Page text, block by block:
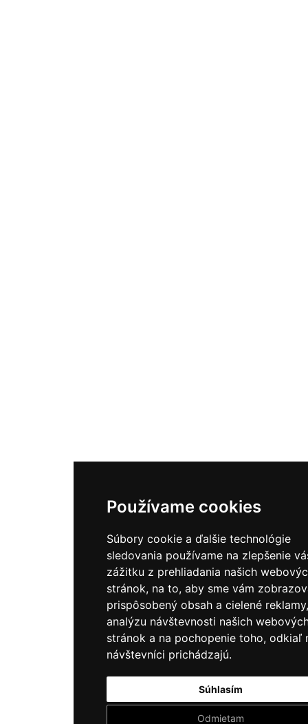
Používame cookies
Súbory cookie a ďalšie technológie
sledovania používame na zlepšenie
zážitku z prehliadania našich
stránok, na to, aby sme vám
prispôsobený obsah a cielené
analýzu návštevnosti našich
stránok a na pochopenie toho, odkiaľ
návštevníci prichádzajú.
Súhlasím
Odmietam